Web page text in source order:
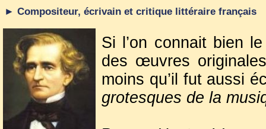
► Compositeur, écrivain et critique littéraire français
Si l’on connait bien
des œuvres
moins qu’il fut aussi
grotesques de la